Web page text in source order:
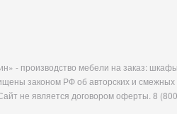
- производство мебели на заказ: шкафы,
законом РФ об авторских и смежных
не является договором оферты. 8